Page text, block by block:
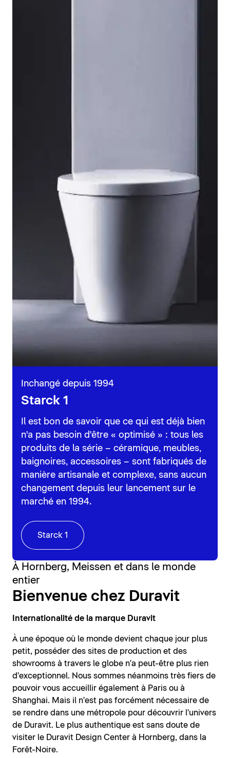
Inchangé depuis 1994
Starck 1
Il est bon de savoir que ce qui est déjà bien
n'a pas besoin d'être « optimisé » : tous les
produits de la série – céramique, meubles,
baignoires, accessoires – sont fabriqués de
manière artisanale et complexe, sans aucun
changement depuis leur lancement sur le
marché en 1994.
Starck 1
À Hornberg, Meissen et dans le monde
entier
Bienvenue chez Duravit
Internationalité de la marque Duravit
À une époque où le monde devient chaque jour plus
petit, posséder des sites de production et des
showrooms à travers le globe n'a peut-être plus rien
d'exceptionnel. Nous sommes néanmoins très fiers de
pouvoir vous accueillir également à Paris ou à
Shanghai. Mais il n'est pas forcément nécessaire de
se rendre dans une métropole pour découvrir l'univers
de Duravit. Le plus authentique est sans doute de
visiter le Duravit Design Center à Hornberg, dans la
Forêt-Noire.